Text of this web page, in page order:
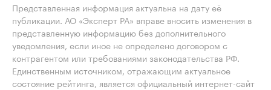
Представленная информация актуальна на дату её
публикации. АО «Эксперт РА» вправе вносить изменения в
представленную информацию без дополнительного
уведомления, если иное не определено договором с
контрагентом или требованиями законодательства РФ.
Единственным источником, отражающим актуальное
состояние рейтинга, является официальный интернет-сайт